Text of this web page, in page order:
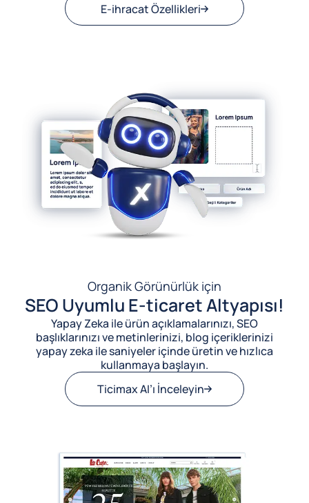
E-ihracat Özellikleri
Organik Görünürlük için
SEO Uyumlu E-ticaret Altyapısı!
Yapay Zeka ile ürün açıklamalarınızı, SEO
başlıklarınızı ve metinlerinizi, blog içeriklerinizi
yapay zeka ile saniyeler içinde üretin ve hızlıca
kullanmaya başlayın.
Ticimax AI’ı İnceleyin